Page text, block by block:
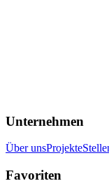
Unternehmen
Über unsProjekte
Favoriten